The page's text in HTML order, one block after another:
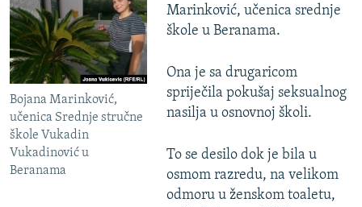
Bojana Marinković,
učenica Srednje stručne
škole Vukadin
Vukadinović u
Beranama
Marinković, učenica srednje
škole u Beranama.
Ona je sa drugaricom
spriječila pokušaj seksualnog
nasilja u osnovnoj školi.
To se desilo dok je bila u
osmom razredu, na velikom
odmoru u ženskom toaletu,